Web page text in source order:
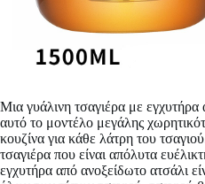
Μια γυάλινη τσαγιέρα με
αυτό το μοντέλο μεγάλης
κουζίνα για κάθε λάτρη του
τσαγιέρα που είναι απόλυτα
εγχυτήρα από ανοξείδωτο ατσάλι